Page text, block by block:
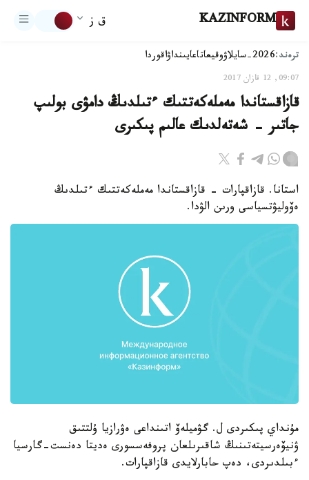
KAZINFORM ق ز
ترەند:2026-سايلاۋ وقيعاتاعايىنداۋاقوردا
09:07, 12 قازان 2017
قازاقستاندا مەملەكەتتىك ءتىلدىڭ دامۋى بولىپ
جاتىر - شەتەلدىك عالىم پىكىرى
استانا. قازاقپارات - قازاقستاندا مەملەكەتتىك ءتىلدىڭ
ەۆوليۋتسياسى ورىن الۋدا.
مۇنداي پىكىردى ل. گۋميلەۆ اتىنداعى ەۋرازيا ۇلتتىق
ۋنيۆەرسيتەتىنىڭ شاقىرىلعان پروفەسسورى ەديتا دەنست-گارسيا
ءبىلدىردى، دەپ حابارلايدى قازاقپارات.